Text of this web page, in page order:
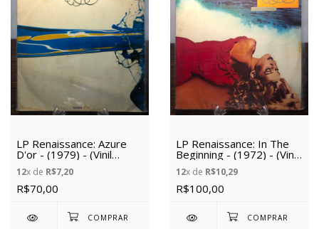
LP Renaissance: Azure
D'or - (1979) - (Vinil
Usado)
12x de R$7,20
R$70,00
LP Renaissance: In The
Beginning - (1972) - (Vinil
Usado)
12x de R$10,29
R$100,00